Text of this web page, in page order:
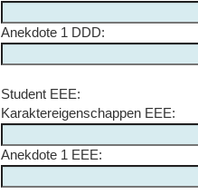
Anekdote 1 DDD:
Student EEE:
Karaktereigenschappen EEE:
Anekdote 1 EEE: